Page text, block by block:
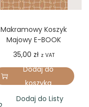
Makramowy Koszyk
Majowy E-BOOK
35,00 zł z VAT
Dodaj do
koszyka
Dodaj do Listy